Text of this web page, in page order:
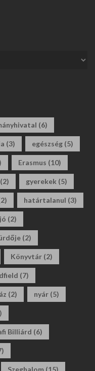
(6)
(3) egészség (5)
Erasmus (10)
(2) gyerekek (5)
határtalanul (3)
(2)
(2)
Könyvtár (2)
(7)
(2) nyár (5)
Billiárd (6)
Szeghalom (15)